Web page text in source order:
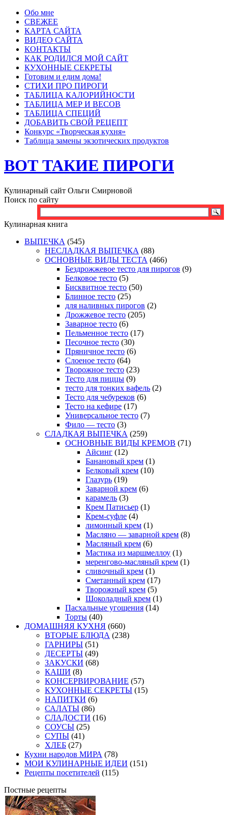
Обо мне
СВЕЖЕЕ
КАРТА САЙТА
ВИДЕО САЙТА
КОНТАКТЫ
КАК РОДИЛСЯ МОЙ САЙТ
КУХОННЫЕ СЕКРЕТЫ
Готовим и едим дома!
СТИХИ ПРО ПИРОГИ
ТАБЛИЦА КАЛОРИЙНОСТИ
ТАБЛИЦА МЕР И ВЕСОВ
ТАБЛИЦА СПЕЦИЙ
ДОБАВИТЬ СВОЙ РЕЦЕПТ
Конкурс «Творческая кухня»
Таблица замены экзотических продуктов
ВОТ ТАКИЕ ПИРОГИ
Кулинарный сайт Ольги Смирновой
Поиск по сайту
Кулинарная книга
ВЫПЕЧКА (545)
НЕСЛАДКАЯ ВЫПЕЧКА (88)
ОСНОВНЫЕ ВИДЫ ТЕСТА (466)
Бездрожжевое тесто для пирогов (9)
Белковое тесто (5)
Бисквитное тесто (50)
Блинное тесто (25)
для наливных пирогов (2)
Дрожжевое тесто (205)
Заварное тесто (6)
Пельменное тесто (17)
Песочное тесто (30)
Пряничное тесто (6)
Слоеное тесто (64)
Творожное тесто (23)
Тесто для пиццы (9)
тесто для тонких вафель (2)
Тесто для чебуреков (6)
Тесто на кефире (17)
Универсальное тесто (7)
Фило — тесто (3)
СЛАДКАЯ ВЫПЕЧКА (259)
ОСНОВНЫЕ ВИДЫ КРЕМОВ (71)
Айсинг (12)
Банановый крем (1)
Белковый крем (10)
Глазурь (19)
Заварной крем (6)
карамель (3)
Крем Патисьер (1)
Крем-суфле (4)
лимонный крем (1)
Масляно — заварной крем (8)
Масляный крем (6)
Мастика из маршмеллоу (1)
меренгово-масляный крем (1)
сливочный крем (1)
Сметанный крем (17)
Творожный крем (5)
Шоколадный крем (1)
Пасхальные угощения (14)
Торты (40)
ДОМАШНЯЯ КУХНЯ (660)
ВТОРЫЕ БЛЮДА (238)
ГАРНИРЫ (51)
ДЕСЕРТЫ (49)
ЗАКУСКИ (68)
КАШИ (8)
КОНСЕРВИРОВАНИЕ (57)
КУХОННЫЕ СЕКРЕТЫ (15)
НАПИТКИ (6)
САЛАТЫ (86)
СЛАДОСТИ (16)
СОУСЫ (25)
СУПЫ (41)
ХЛЕБ (27)
Кухни народов МИРА (78)
МОИ КУЛИНАРНЫЕ ИДЕИ (151)
Рецепты посетителей (115)
Постные рецепты